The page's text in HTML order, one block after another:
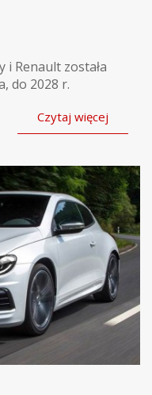
i Renault została
do 2028 r.
Czytaj więcej